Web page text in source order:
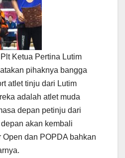
Ketua Pertina Lutim
pihaknya bangga
atlet tinju dari Lutim
adalah atlet muda
depan petinju dari
akan kembali
Open dan POPDA bahkan